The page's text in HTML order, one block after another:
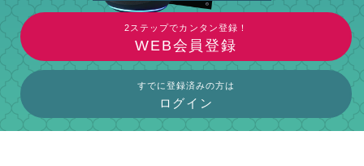
2ステップでカンタン登録！
WEB会員登録
すでに登録済みの方は
ログイン